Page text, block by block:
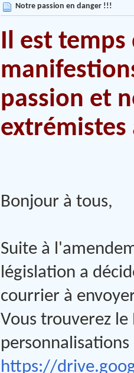
Notre passion en danger !!!
Il est temps
passion et
Bonjour à tous,
Suite à
législation a
courrier à
Vous trouverez le
https://